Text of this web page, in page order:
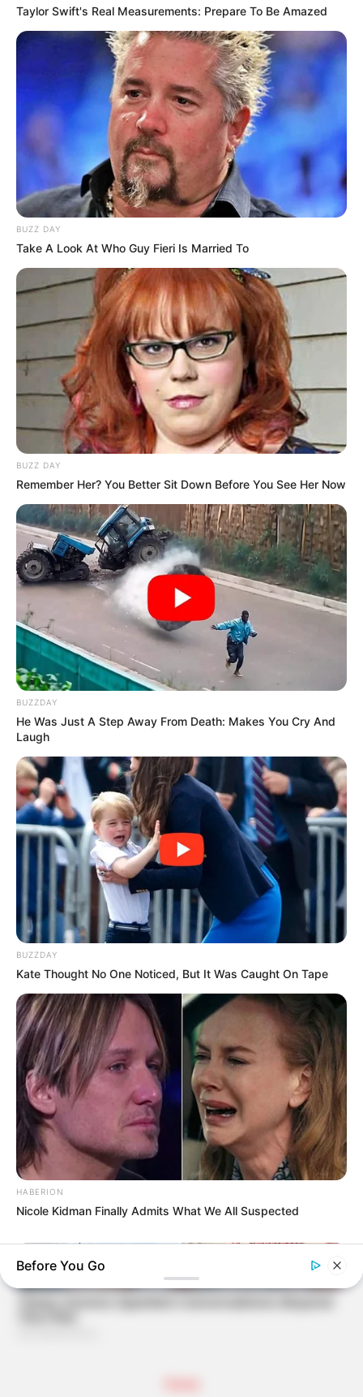
Taylor Swift's Real Measurements: Prepare To Be Amazed
BUZZ DAY
Take A Look At Who Guy Fieri Is Married To
BUZZ DAY
Remember Her? You Better Sit Down Before You See Her Now
BUZZDAY
He Was Just A Step Away From Death: Makes You Cry And
Laugh
BUZZDAY
Kate Thought No One Noticed, But It Was Caught On Tape
HABERION
Nicole Kidman Finally Admits What We All Suspected
Before You Go